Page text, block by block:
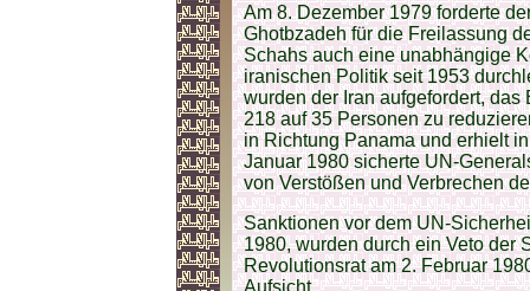
Am 8. Dezember 1979 forderte
Ghotbzadeh für die Freilassung
Schahs auch eine unabhängige
iranischen Politik seit 1953
wurden der Iran aufgefordert,
218 auf 35 Personen zu
in Richtung Panama und erhielt
Januar 1980 sicherte UN-
von Verstößen und Verbrechen
Sanktionen vor dem UN-
1980, wurden durch ein Veto der
Revolutionsrat am 2. Februar
Aufsicht.